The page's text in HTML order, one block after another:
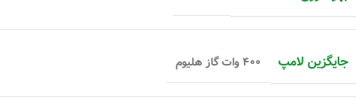
جایگزین لامپ ۴۰۰ وات گاز هلیوم